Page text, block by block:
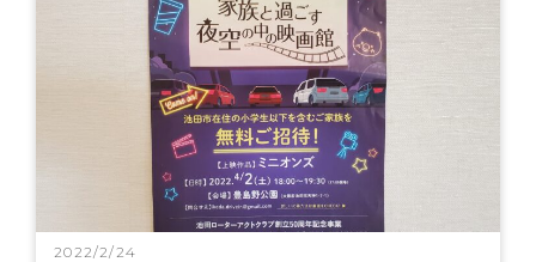
2022/2/24